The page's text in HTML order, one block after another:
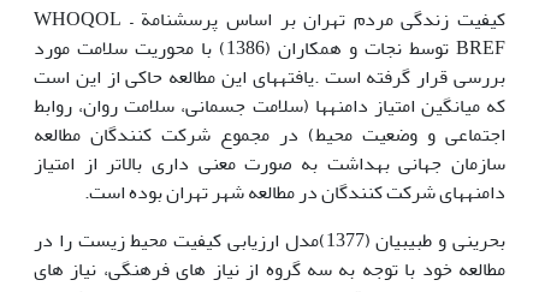
کیفیت زندگی مردم تهران بر اساس پرسش‎نامة WHOQOL –
BREF توسط نجات و همکاران (1386) با محوریت سلامت مورد
بررسی قرار گرفته است .یافته‏ها‏ی این مطالعه حاکی از این است
که میانگین امتیاز دامنه‏ها‏ (سلامت جسمانی، سلامت روان، روابط
اجتماعی و وضعیت محیط) در مجموع شرکت کنندگان مطالعه
سازمان جهانی بهداشت به صورت معنی داری بالاتر از امتیاز
دامنه‏ها‏ی شرکت کنندگان در مطالعه شهر تهران بوده است.
بحرینی و طبیبیان (1377)مدل ارزیابی کیفیت محیط زیست را در
مطالعه خود با توجه به سه گروه از نیاز های فرهنگی، نیاز های